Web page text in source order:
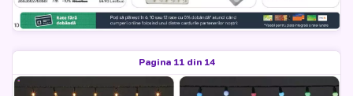
Pagina 11 din 14